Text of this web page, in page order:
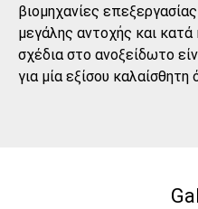
βιομηχανίες
μεγάλης αντοχής και
σχέδια στο ανοξείδωτο
για μία εξίσου